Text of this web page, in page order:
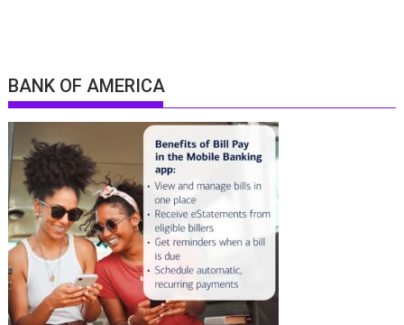
BANK OF AMERICA